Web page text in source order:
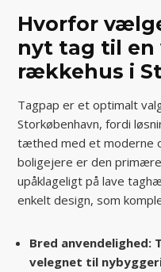
Hvorfor
nyt tag til en
rækkehus i
Tagpap er et optimalt
Storkøbenhavn, fordi
tæthed med et moderne
boligejere er den
upåklageligt på lave
enkelt design, som
Bred anvendelighed:
velegnet til